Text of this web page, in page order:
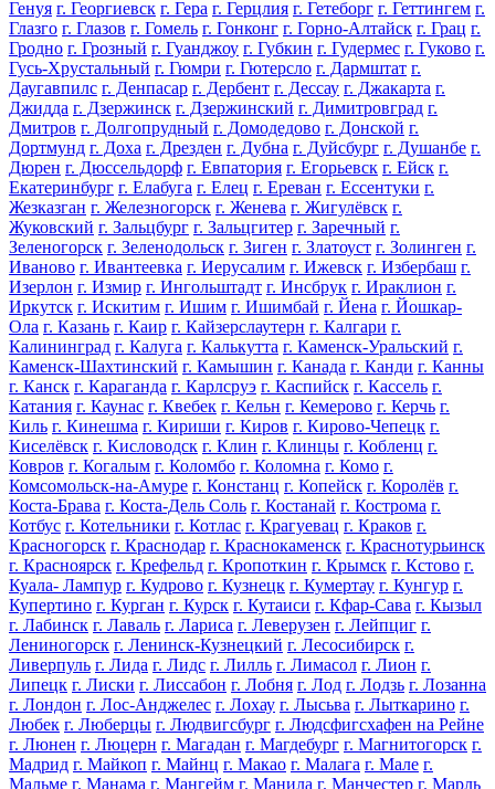
Генуя г. Георгиевск г. Гера г. Герцлия г. Гетеборг г. Геттингем г.
Глазго г. Глазов г. Гомель г. Гонконг г. Горно-Алтайск г. Грац г.
Гродно г. Грозный г. Гуанджоу г. Губкин г. Гудермес г. Гуково г.
Гусь-Хрустальный г. Гюмри г. Гютерсло г. Дармштат г.
Даугавпилс г. Денпасар г. Дербент г. Дессау г. Джакарта г.
Джидда г. Дзержинск г. Дзержинский г. Димитровград г.
Дмитров г. Долгопрудный г. Домодедово г. Донской г.
Дортмунд г. Доха г. Дрезден г. Дубна г. Дуйсбург г. Душанбе г.
Дюрен г. Дюссельдорф г. Евпатория г. Егорьевск г. Ейск г.
Екатеринбург г. Елабуга г. Елец г. Ереван г. Ессентуки г.
Жезказган г. Железногорск г. Женева г. Жигулёвск г.
Жуковский г. Зальцбург г. Зальцгитер г. Заречный г.
Зеленогорск г. Зеленодольск г. Зиген г. Златоуст г. Золинген г.
Иваново г. Ивантеевка г. Иерусалим г. Ижевск г. Избербаш г.
Изерлон г. Измир г. Ингольштадт г. Инсбрук г. Ираклион г.
Иркутск г. Искитим г. Ишим г. Ишимбай г. Йена г. Йошкар-
Ола г. Казань г. Каир г. Кайзерслаутерн г. Калгари г.
Калининград г. Калуга г. Калькутта г. Каменск-Уральский г.
Каменск-Шахтинский г. Камышин г. Канада г. Канди г. Канны
г. Канск г. Караганда г. Карлсруэ г. Каспийск г. Кассель г.
Катания г. Каунас г. Квебек г. Кельн г. Кемерово г. Керчь г.
Киль г. Кинешма г. Кириши г. Киров г. Кирово-Чепецк г.
Киселёвск г. Кисловодск г. Клин г. Клинцы г. Кобленц г.
Ковров г. Когалым г. Коломбо г. Коломна г. Комо г.
Комсомольск-на-Амуре г. Констанц г. Копейск г. Королёв г.
Коста-Брава г. Коста-Дель Соль г. Костанай г. Кострома г.
Котбус г. Котельники г. Котлас г. Крагуевац г. Краков г.
Красногорск г. Краснодар г. Краснокаменск г. Краснотурьинск
г. Красноярск г. Крефельд г. Кропоткин г. Крымск г. Кстово г.
Куала- Лампур г. Кудрово г. Кузнецк г. Кумертау г. Кунгур г.
Купертино г. Курган г. Курск г. Кутаиси г. Кфар-Сава г. Кызыл
г. Лабинск г. Лаваль г. Лариса г. Леверузен г. Лейпциг г.
Лениногорск г. Ленинск-Кузнецкий г. Лесосибирск г.
Ливерпуль г. Лида г. Лидс г. Лилль г. Лимасол г. Лион г.
Липецк г. Лиски г. Лиссабон г. Лобня г. Лод г. Лодзь г. Лозанна
г. Лондон г. Лос-Анджелес г. Лохау г. Лысьва г. Лыткарино г.
Любек г. Люберцы г. Людвигсбург г. Людсфигсхафен на Рейне
г. Люнен г. Люцерн г. Магадан г. Магдебург г. Магнитогорск г.
Мадрид г. Майкоп г. Майнц г. Макао г. Малага г. Мале г.
Мальме г. Манама г. Мангейм г. Манила г. Манчестер г. Марль